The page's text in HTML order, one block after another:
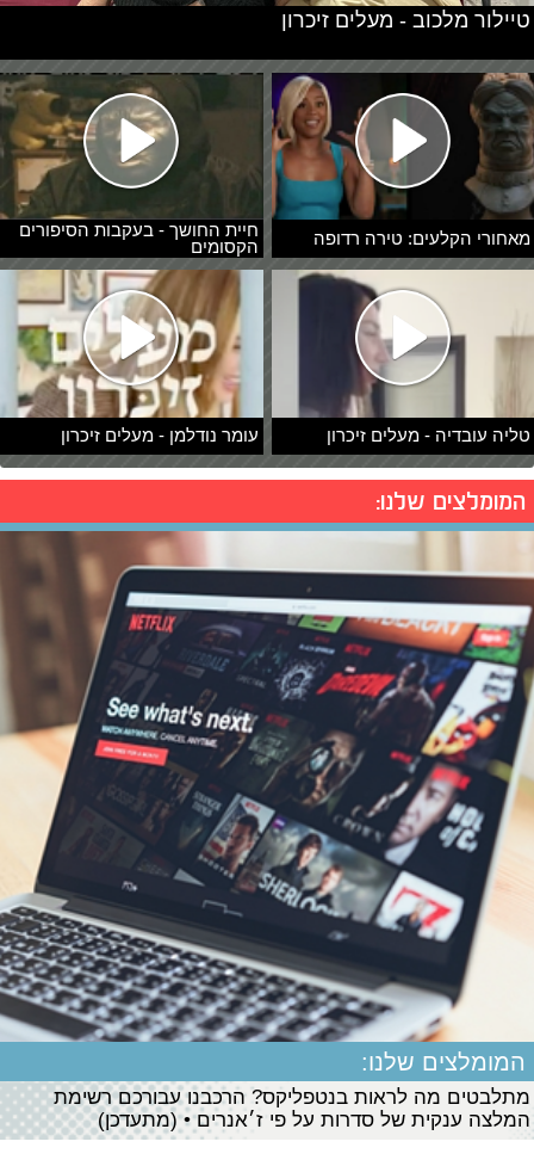
מאחורי הקלעים: טירה רדופה
חיית החושך - בעקבות הסיפורים
הקסומים
טליה עובדיה - מעלים זיכרון עומר נודלמן - מעלים זיכרון
טיילור מלכוב - מעלים זיכרון
המומלצים שלנו:
המומלצים שלנו:
מתלבטים מה לראות בנטפליקס? הרכבנו עבורכם רשימת
המלצה ענקית של סדרות על פי ז׳אנרים • (מתעדכן)